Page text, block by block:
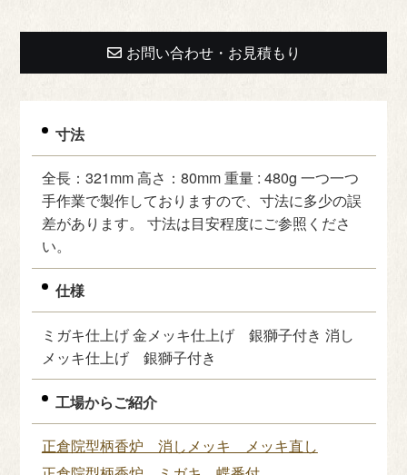
お問い合わせ・お見積もり
寸法
全長：321mm 高さ：80mm 重量 : 480g 一つ一つ
手作業で製作しておりますので、寸法に多少の誤
差があります。 寸法は目安程度にご参照くださ
い。
仕様
ミガキ仕上げ 金メッキ仕上げ 銀獅子付き 消し
メッキ仕上げ 銀獅子付き
工場からご紹介
正倉院型柄香炉 消しメッキ メッキ直し